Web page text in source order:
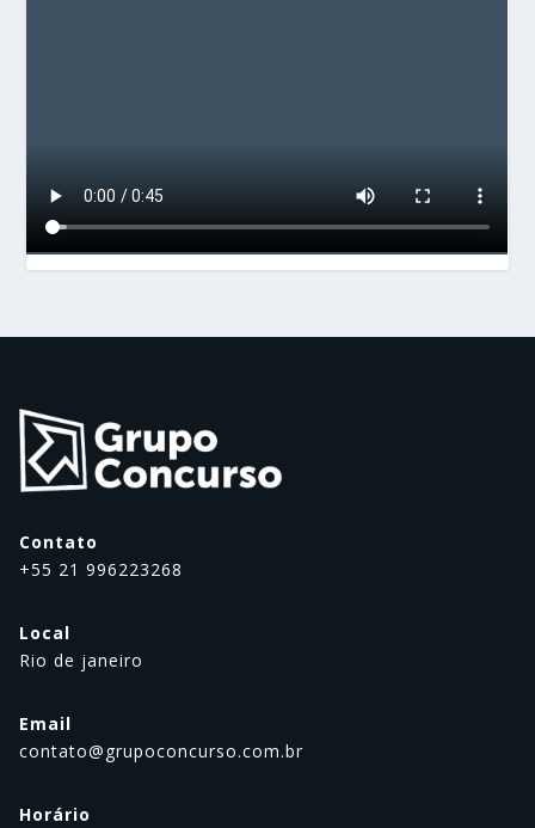
Contato
+55 21 996223268
Local
Rio de janeiro
Email
contato@grupoconcurso.com.br
Horário